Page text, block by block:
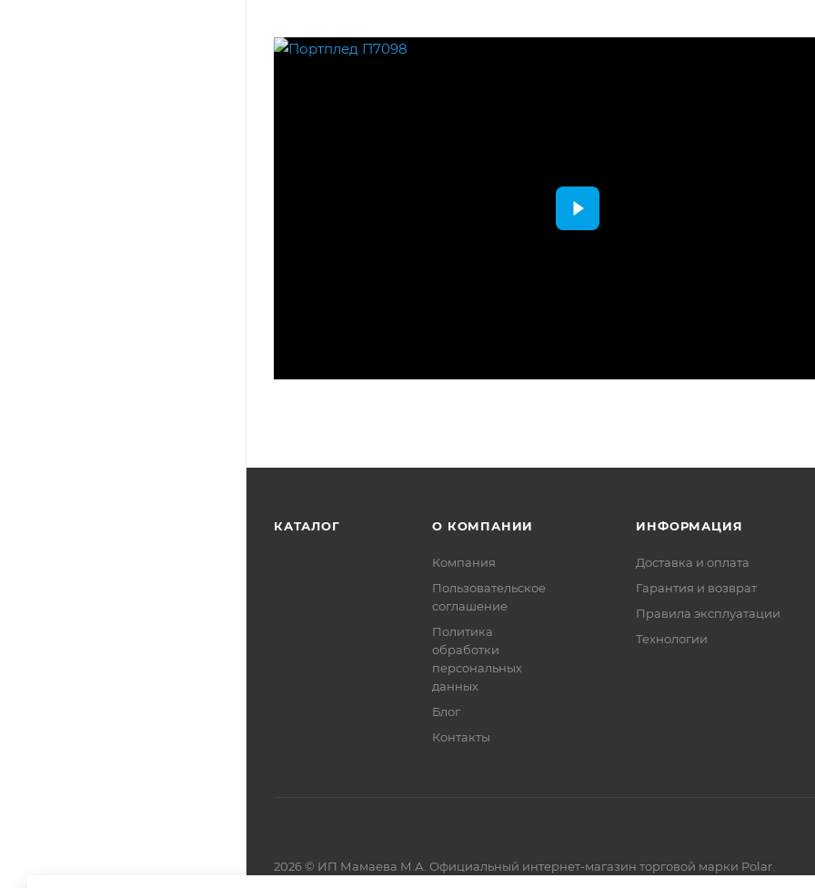
КАТАЛОГ О КОМПАНИИ
Компания
Пользовательское
соглашение
Политика
обработки
персональных
данных
Блог
Контакты
ИНФОРМАЦИЯ
Доставка и оплата
Гарантия и возврат
Правила эксплуатации
Технологии
2026 © ИП Мамаева М.А. Официальный интернет-магазин торговой марки Polar.